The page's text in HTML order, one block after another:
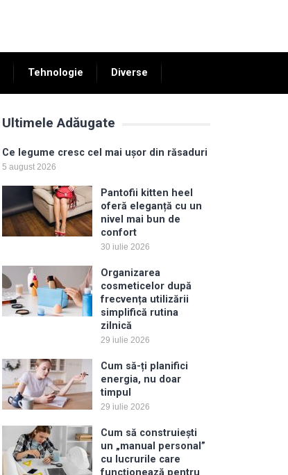
Tehnologie Diverse
Ultimele Adăugate
Ce legume cresc cel mai ușor din răsaduri
5 august 2026
Pantofii kitten heel
oferă eleganță cu un
nivel mai bun de
confort
30 iulie 2026
Organizarea
cosmeticelor după
frecvența utilizării
simplifică rutina
zilnică
29 iulie 2026
Cum să-ți planifici
energia, nu doar
timpul
29 iulie 2026
Cum să construiești
un „manual personal”
cu lucrurile care
funcționează pentru